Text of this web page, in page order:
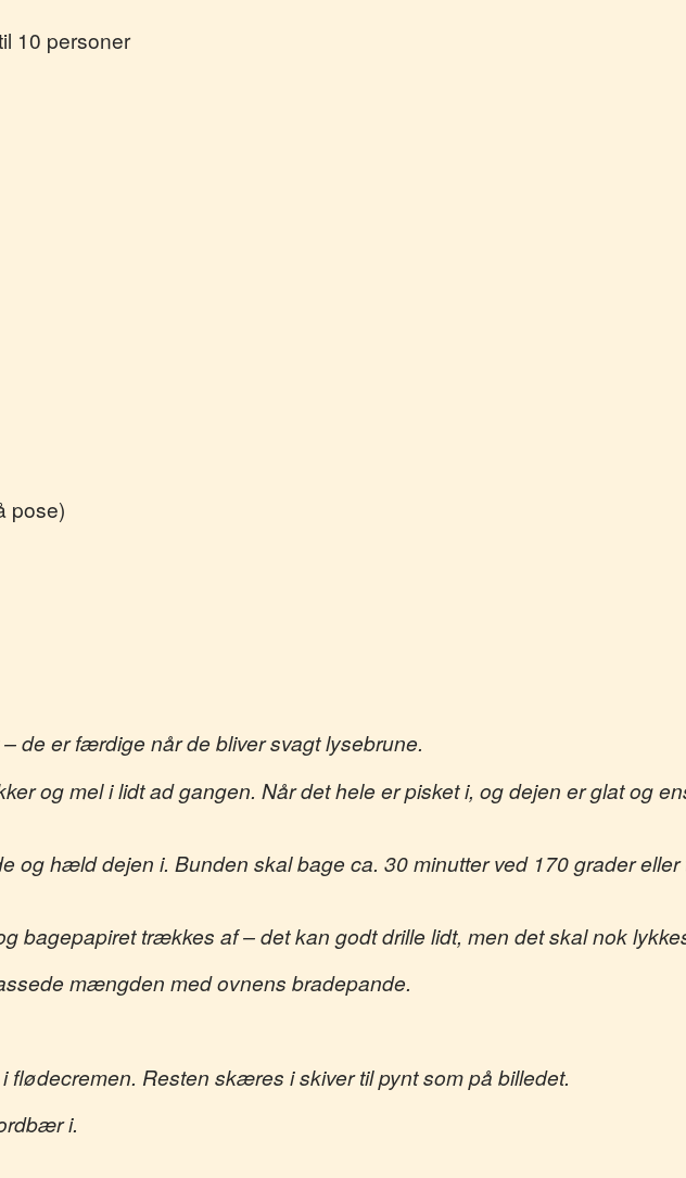
10 personer
pose)
de er færdige når de bliver svagt lysebrune.
og mel i lidt ad gangen. Når det hele er pisket i, og dejen er glat og
og hæld dejen i. Bunden skal bage ca. 30 minutter ved 170 grader
bagepapiret trækkes af – det kan godt drille lidt, men det skal nok
mængden med ovnens bradepande.
Resten skæres i skiver til pynt som på billedet.
i.